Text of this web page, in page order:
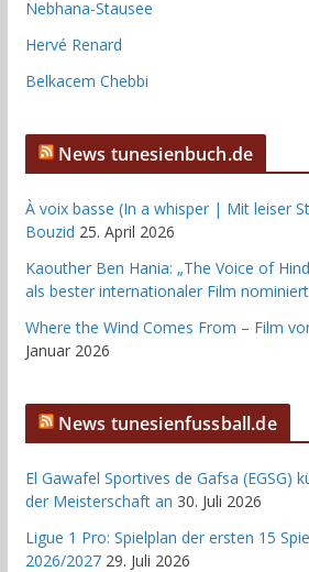
Nebhana-Stausee
Hervé Renard
Belkacem Chebbi
News tunesienbuch.de
À voix basse (In a whisper | Mit leiser
Bouzid 25. April 2026
Kaouther Ben Hania: „The Voice of
als bester internationaler Film nominiert
Where the Wind Comes From – Film
Januar 2026
News tunesienfussball.de
El Gawafel Sportives de Gafsa (EGSG)
der Meisterschaft an 30. Juli 2026
Ligue 1 Pro: Spielplan der ersten 15
2026/2027 29. Juli 2026